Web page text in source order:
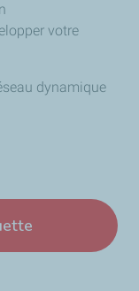
votre
dynamique